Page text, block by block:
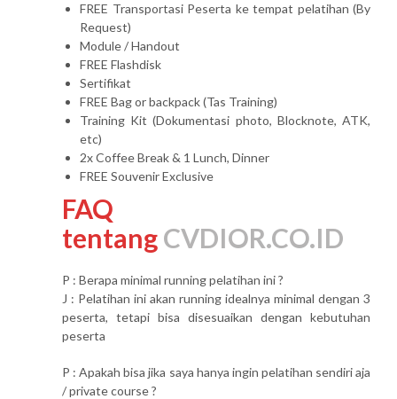
FREE Transportasi Peserta ke tempat pelatihan (By
Request)
Module / Handout
FREE Flashdisk
Sertifikat
FREE Bag or backpack (Tas Training)
Training Kit (Dokumentasi photo, Blocknote, ATK,
etc)
2x Coffee Break & 1 Lunch, Dinner
FREE Souvenir Exclusive
FAQ
tentangCVDIOR.CO.ID
P : Berapa minimal running pelatihan ini ?
J : Pelatihan ini akan running idealnya minimal dengan 3
peserta, tetapi bisa disesuaikan dengan kebutuhan
peserta
P : Apakah bisa jika saya hanya ingin pelatihan sendiri aja
/ private course ?